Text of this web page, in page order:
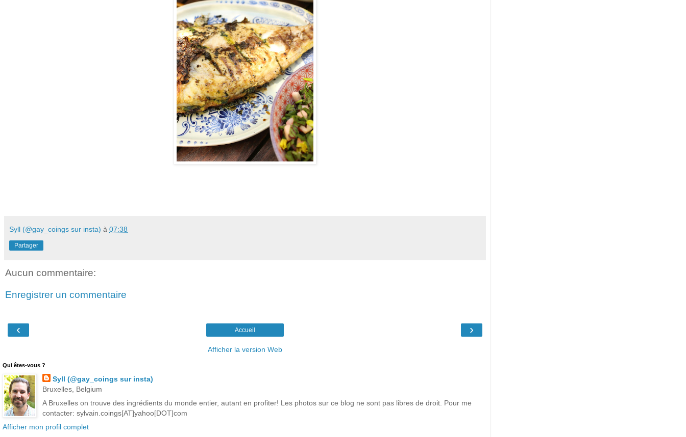
Syll (@gay_coings sur insta) à 07:38
Partager
Aucun commentaire:
Enregistrer un commentaire
‹ ›
Accueil
Afficher la version Web
Qui êtes-vous ?
Syll (@gay_coings sur insta)
Bruxelles, Belgium
A Bruxelles on trouve des ingrédients du monde entier, autant en profiter! Les photos sur ce blog ne sont pas libres de droit. Pour me
contacter: sylvain.coings[AT]yahoo[DOT]com
Afficher mon profil complet